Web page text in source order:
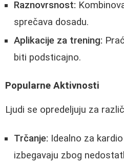
Raznovrsnost:
sprečava dosadu.
Aplikacije za trening:
biti podsticajno.
Popularne Aktivnosti
Ljudi se opredeljuju za
Trčanje: Idealno za
izbegavaju zbog